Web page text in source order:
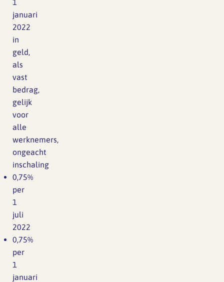
1
januari
2022
in
geld,
als
vast
bedrag,
gelijk
voor
alle
werknemers,
ongeacht
inschaling
0,75%
per
1
juli
2022
0,75%
per
1
januari